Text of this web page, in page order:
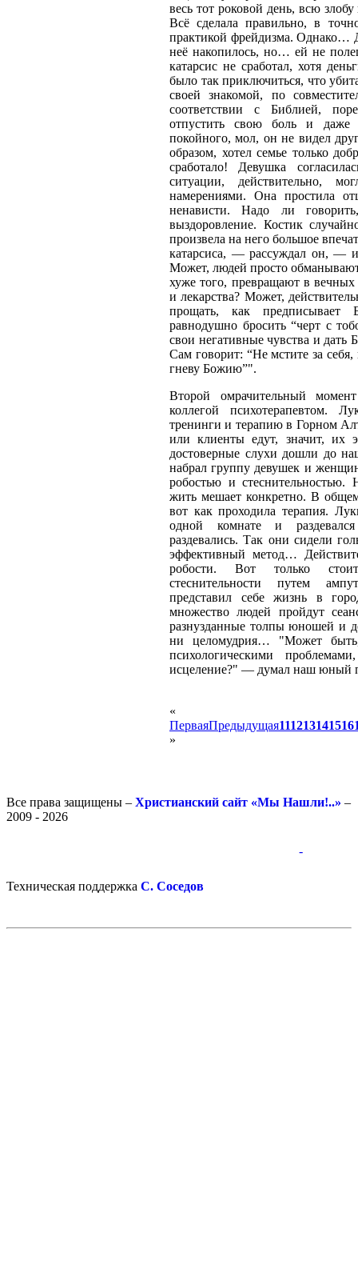
весь тот роковой день, всю
Всё сделала правильно, в
практикой фрейдизма. Однако…
неё накопилось, но… ей не
катарсис не сработал, хотя
было так приключиться, что
своей знакомой, по
соответствии с Библией,
отпустить свою боль и даже
покойного, мол, он не видел
образом, хотел семье только
сработало! Девушка
ситуации, действительно,
намерениями. Она простила
ненависти. Надо ли
выздоровление. Костик
произвела на него большое
катарсиса, — рассуждал он, — и
Может, людей просто
хуже того, превращают в
и лекарства? Может,
прощать, как
равнодушно бросить “черт с
свои негативные чувства и дать
Сам говорит: “Не мстите за
гневу Божию”".
Второй омрачительный
коллегой психотерапевтом.
тренинги и терапию в Горном
или клиенты едут, значит, их
достоверные слухи дошли до
набрал группу девушек и
робостью и стеснительностью.
жить мешает конкретно. В
вот как проходила терапия.
одной комнате и
раздевались. Так они сидели
эффективный метод…
робости. Вот только
стеснительности путем
представил себе жизнь в
множество людей пройдут
разнузданные толпы юношей и
ни целомудрия… "Может
психологическими
исцеление?" — думал наш юный
«
ПерваяПредыдущая111213141516
»
Все права защищены – Христианский сайт «Мы Нашли!..» –
2009 - 2026
-
Техническая поддержка С. Соседов